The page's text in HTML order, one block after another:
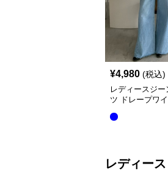
¥4,980 (税込)
レディースジー
ツ ドレープワ
レディー